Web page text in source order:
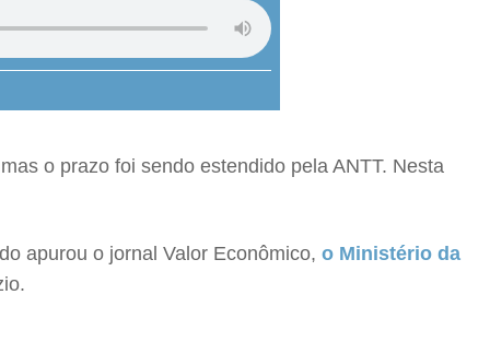
o prazo foi sendo estendido pela ANTT. Nesta
apurou o jornal Valor Econômico, o Ministério da